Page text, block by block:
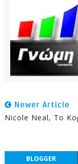
Newer Article
Nicole Neal, Το
BLOGGER